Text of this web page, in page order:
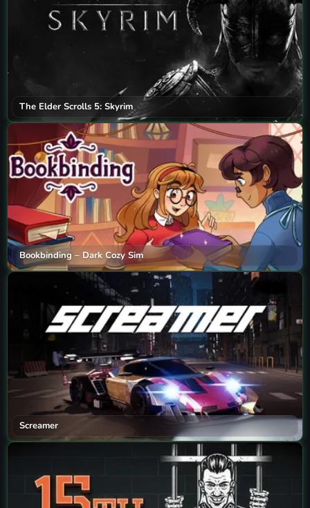
The Elder Scrolls 5: Skyrim
Bookbinding – Dark Cozy Sim
Screamer